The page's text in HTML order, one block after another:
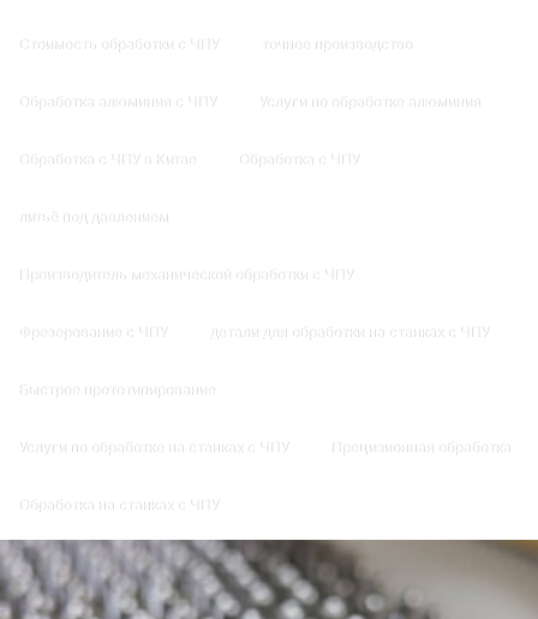
Стоимость обработки с ЧПУ точное производство
Обработка алюминия с ЧПУ Услуги по обработке алюминия
Обработка с ЧПУ в Китае Обработка с ЧПУ
литьё под давлением
Производитель механической обработки с ЧПУ
Фрезерование с ЧПУ детали для обработки на станках с ЧПУ
Быстрое прототипирование
Услуги по обработке на станках с ЧПУ Прецизионная обработка
Обработка на станках с ЧПУ